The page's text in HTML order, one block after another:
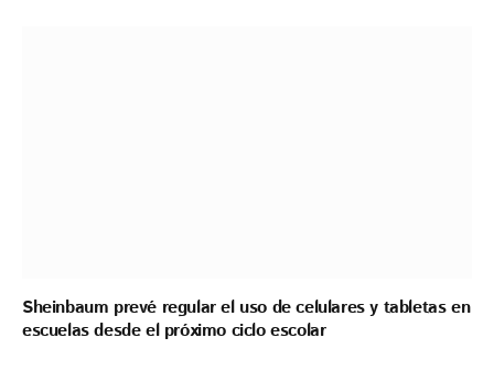
Sheinbaum prevé regular el uso de celulares y tabletas en
escuelas desde el próximo ciclo escolar